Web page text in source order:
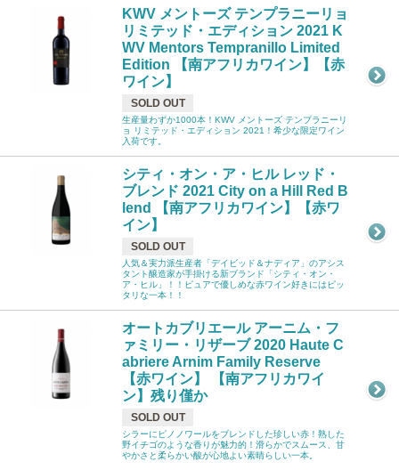
KWV メントーズ テンプラニーリョ
リミテッド・エディション 2021 K
WV Mentors Tempranillo Limited
Edition 【南アフリカワイン】【赤
ワイン】
SOLD OUT
生産量わずか1000本！KWV メントーズ テンプラニーリ
ョ リミテッド・エディション 2021！希少な限定ワイン
入荷です。
シティ・オン・ア・ヒル レッド・
ブレンド 2021 City on a Hill Red B
lend 【南アフリカワイン】【赤ワ
イン】
SOLD OUT
人気＆実力派生産者「デイビッド＆ナディア」のアシス
タント醸造家が手掛ける新ブランド「シティ・オン・
ア・ヒル」！！ピュアで優しめな赤ワイン好きにはピッ
タリな一本！！
オートカブリエール アーニム・フ
ァミリー・リザーブ 2020 Haute C
abriere Arnim Family Reserve
【赤ワイン】 【南アフリカワイ
ン】残り僅か
SOLD OUT
シラーにピノノワールをブレンドした珍しい赤！熟した
野イチゴのような香りが魅力的！滑らかでスムース、甘
やかさと柔らかい酸が心地よい素晴らしい一本。